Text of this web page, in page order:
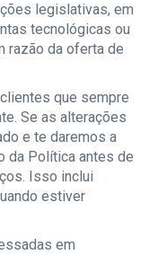
legislativas, em
tecnológicas ou
razão da oferta de
que sempre
Se as alterações
e te daremos a
da Política antes de
Isso inclui
estiver
em